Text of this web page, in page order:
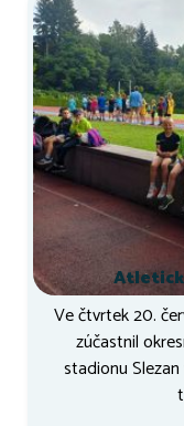
Ve čtvrtek 20.
zúčastnil
stadionu